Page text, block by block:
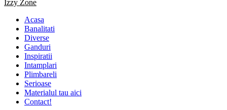
Primary
Izzy Zone
Acasa
Banalitati
Diverse
Ganduri
Inspiratii
Intamplari
Plimbareli
Serioase
Materialul tau aici
Contact!